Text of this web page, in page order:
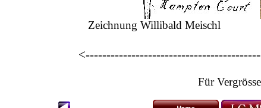
Zeichnung Willibald Meischl
Für Vergrösserung